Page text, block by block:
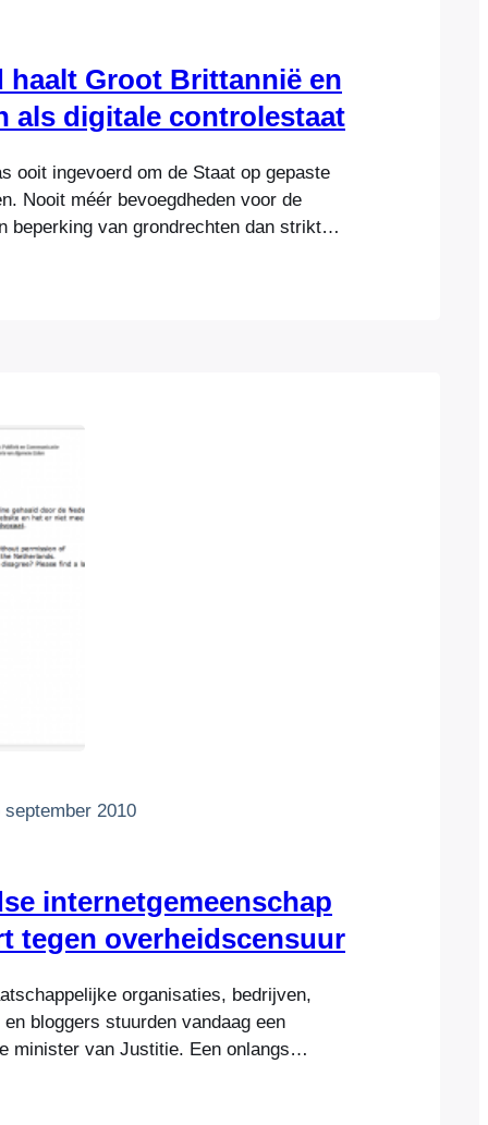
haalt Groot Brittannië en
als digitale controlestaat
ooit ingevoerd om de Staat op gepaste
Nooit méér bevoegdheden voor de
beperking van grondrechten dan strikt
als het effectief is. Inmiddels is de
september 2010
internetgemeenschap
tegen overheidscensuur
organisaties, bedrijven,
bloggers stuurden vandaag een
minister van Justitie. Een onlangs
werkt overheidscensuur in de